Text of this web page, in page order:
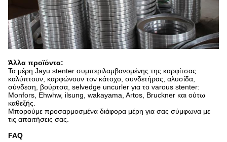
Άλλα προϊόντα:
Τα μέρη Jayu stenter συμπεριλαμβανομένης της καρφίτσας
καλύπτουν, καρφώνουν τον κάτοχο, συνδετήρας, αλυσίδα,
σύνδεση, βούρτσα, selvedge uncurler για το varous stenter:
Monfors, Ehwhw, ilsung, wakayama, Artos, Bruckner και ούτω
καθεξής.
Μπορούμε προσαρμοσμένα διάφορα μέρη για σας σύμφωνα με
τις απαιτήσεις σας.
FAQ